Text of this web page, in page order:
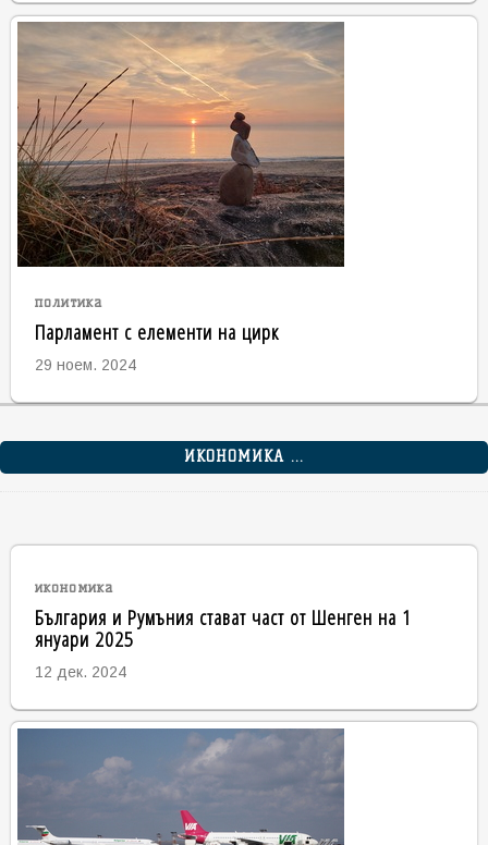
политика
Парламент с елементи на цирк
29 ноем. 2024
ИКОНОМИКА ...
икономика
България и Румъния стават част от Шенген на 1
януари 2025
12 дек. 2024